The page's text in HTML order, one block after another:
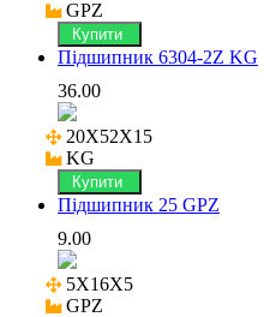
GPZ
Купити
Підшипник 6304-2Z KG
36.00
20X52X15
KG
Купити
Підшипник 25 GPZ
9.00
5X16X5
GPZ